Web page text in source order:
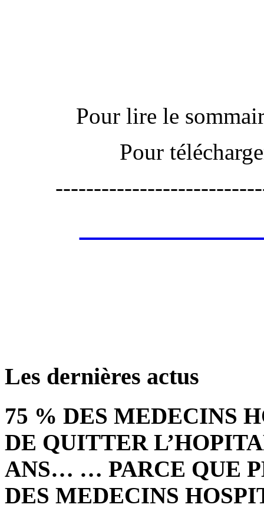
Pour lire le
Pour
Les dernières actus
75 % DES MEDECINS
DE QUITTER
ANS… … PARCE QUE
DES MEDECINS